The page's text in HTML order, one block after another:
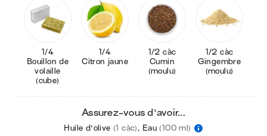
1/4
Bouillon de
volaille
(cube)
1/4
Citron jaune
1/2 càc
Cumin
(moulu)
1/2 càc
Gingembre
(moulu)
Assurez-vous d'avoir...
Huile d'olive (1 càc), Eau (100 ml)